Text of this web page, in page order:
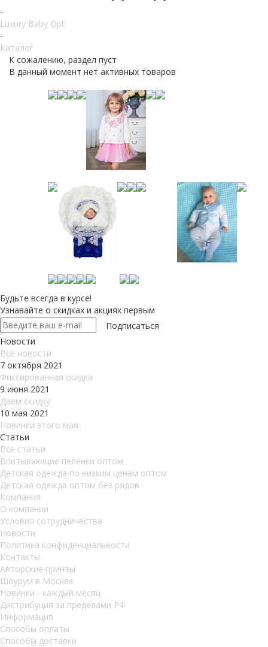
-
Luxury Baby Opt
-
Каталог
К сожалению, раздел пуст
В данный момент нет активных товаров
Будьте всегда в курсе!
Узнавайте о скидках и акциях первым
Новости
Все новости
7 октября 2021
Фиксированная скидка
9 июня 2021
Даем скидку
10 мая 2021
Новинки этого мая
Статьи
Все статьи
Впитывающие пеленки оптом
Детская одежда по низким ценам оптом
Детская одежда оптом без рядов
Компания
О компании
Условия сотрудничества
Новости
Политика конфиденциальности
Контакты
Авторские принты
Шоурум в Москве
Новинки - каждый месяц
Дистрибуция за пределами РФ
Информация
Способы оплаты
Способы доставки